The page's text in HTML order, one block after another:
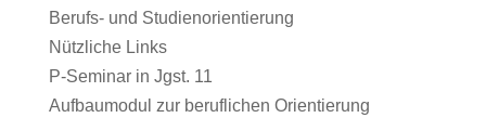
Berufs- und Studienorientierung
Nützliche Links
P-Seminar in Jgst. 11
Aufbaumodul zur beruflichen Orientierung